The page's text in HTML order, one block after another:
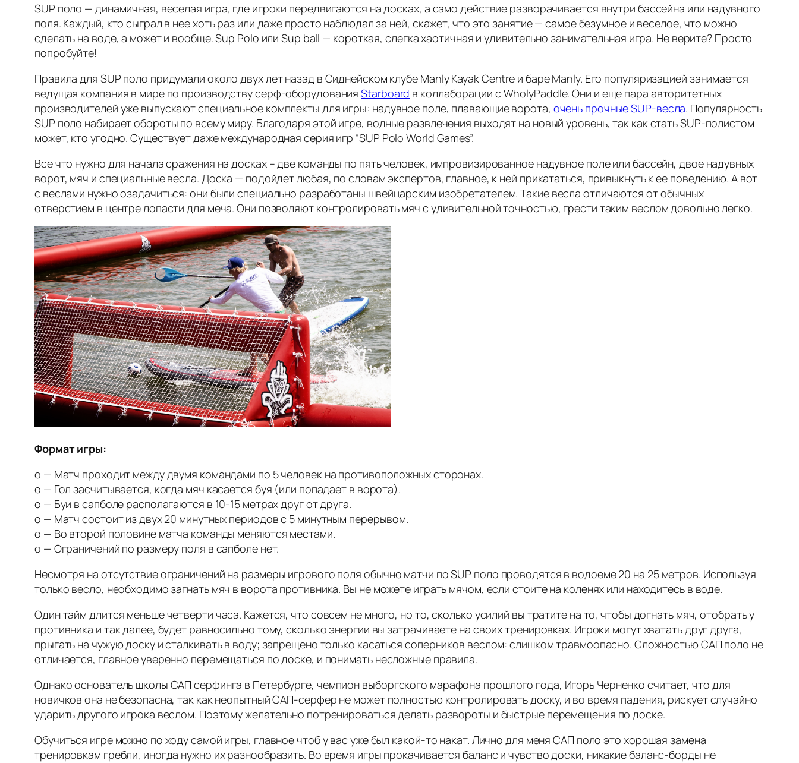
SUP поло — динамичная, веселая игра, где игроки передвигаются на досках, а само действие разворачивается внутри бассейна или надувного
поля. Каждый, кто сыграл в нее хоть раз или даже просто наблюдал за ней, скажет, что это занятие — самое безумное и веселое, что можно
сделать на воде, а может и вообще. Sup Polo или Sup ball — короткая, слегка хаотичная и удивительно занимательная игра. Не верите? Просто
попробуйте!
Правила для SUP поло придумали около двух лет назад в Сиднейском клубе Manly Kayak Centre и баре Manly. Его популяризацией занимается
ведущая компания в мире по производству серф-оборудованияStarboard в коллаборации с WholyPaddle. Они и еще пара авторитетных
производителей уже выпускают специальное комплекты для игры: надувное поле, плавающие ворота, очень прочные SUP-весла. Популярность
SUP поло набирает обороты по всему миру. Благодаря этой игре, водные развлечения выходят на новый уровень, так как стать SUP-полистом
может, кто угодно. Существует даже международная серия игр “SUP Polo World Games”.
Все что нужно для начала сражения на досках – две команды по пять человек, импровизированное надувное поле или бассейн, двое надувных
ворот, мяч и специальные весла. Доска — подойдет любая, по словам экспертов, главное, к ней прикататься, привыкнуть к ее поведению. А вот
с веслами нужно озадачиться: они были специально разработаны швейцарским изобретателем. Такие весла отличаются от обычных
отверстием в центре лопасти для меча. Они позволяют контролировать мяч с удивительной точностью, грести таким веслом довольно легко.
Формат игры:
o — Матч проходит между двумя командами по 5 человек на противоположных сторонах.
o — Гол засчитывается, когда мяч касается буя (или попадает в ворота).
o — Буи в сапболе располагаются в 10-15 метрах друг от друга.
o — Матч состоит из двух 20 минутных периодов с 5 минутным перерывом.
o — Во второй половине матча команды меняются местами.
o — Ограничений по размеру поля в сапболе нет.
Несмотря на отсутствие ограничений на размеры игрового поля обычно матчи по SUP поло проводятся в водоеме 20 на 25 метров. Используя
только весло, необходимо загнать мяч в ворота противника. Вы не можете играть мячом, если стоите на коленях или находитесь в воде.
Один тайм длится меньше четверти часа. Кажется, что совсем не много, но то, сколько усилий вы тратите на то, чтобы догнать мяч, отобрать у
противника и так далее, будет равносильно тому, сколько энергии вы затрачиваете на своих тренировках. Игроки могут хватать друг друга,
прыгать на чужую доску и сталкивать в воду; запрещено только касаться соперников веслом: слишком травмоопасно. Сложностью САП поло не
отличается, главное уверенно перемещаться по доске, и понимать несложные правила.
Однако основатель школы САП серфинга в Петербурге, чемпион выборгского марафона прошлого года, Игорь Черненко считает, что для
новичков она не безопасна, так как неопытный САП-серфер не может полностью контролировать доску, и во время падения, рискует случайно
ударить другого игрока веслом. Поэтому желательно потренироваться делать развороты и быстрые перемещения по доске.
Обучиться игре можно по ходу самой игры, главное чтоб у вас уже был какой-то накат. Лично для меня САП поло это хорошая замена
тренировкам гребли, иногда нужно их разнообразить. Во время игры прокачивается баланс и чувство доски, никакие баланс-борды не